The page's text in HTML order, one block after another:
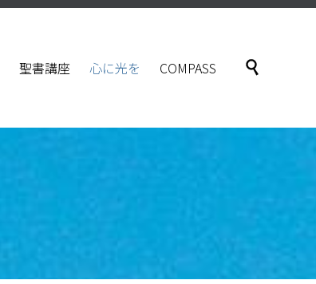
Skip
聖書講座 心に光を COMPASS 